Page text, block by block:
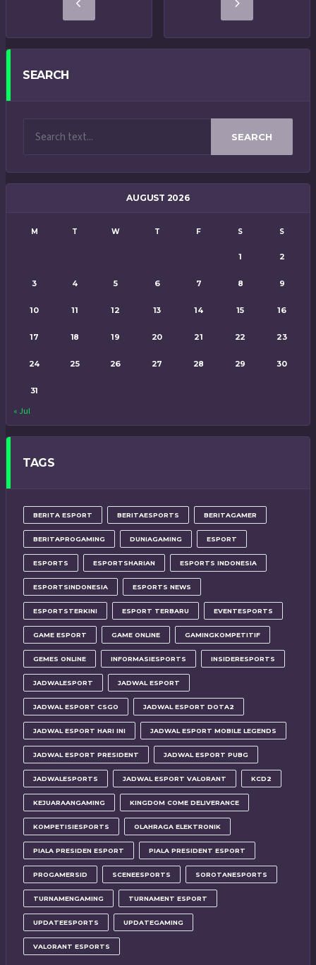
SEARCH
SEARCH
AUGUST 2026
M T W T F S S
1 2
3 4 5 6 7 8 9
10 11 12 13 14 15 16
17 18 19 20 21 22 23
24 25 26 27 28 29 30
31
« Jul
TAGS
BERITA ESPORT BERITAESPORTS BERITAGAMER
BERITAPROGAMING DUNIAGAMING ESPORT
ESPORTS ESPORTSHARIAN ESPORTS INDONESIA
ESPORTSINDONESIA ESPORTS NEWS
ESPORTSTERKINI ESPORT TERBARU EVENTESPORTS
GAME ESPORT GAME ONLINE GAMINGKOMPETITIF
GEMES ONLINE INFORMASIESPORTS INSIDERESPORTS
JADWALESPORT JADWAL ESPORT
JADWAL ESPORT CSGO JADWAL ESPORT DOTA2
JADWAL ESPORT HARI INI JADWAL ESPORT MOBILE LEGENDS
JADWAL ESPORT PRESIDENT JADWAL ESPORT PUBG
JADWALESPORTS JADWAL ESPORT VALORANT KCD2
KEJUARAANGAMING KINGDOM COME DELIVERANCE
KOMPETISIESPORTS OLAHRAGA ELEKTRONIK
PIALA PRESIDEN ESPORT PIALA PRESIDENT ESPORT
PROGAMERSID SCENEESPORTS SOROTANESPORTS
TURNAMENGAMING TURNAMENT ESPORT
UPDATEESPORTS UPDATEGAMING
VALORANT ESPORTS